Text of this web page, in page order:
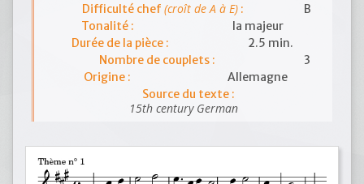
Difficulté chef(croît de A à E) :
B
Tonalité :
la majeur
Durée de la pièce :
2.5 min.
Nombre de couplets :
3
Origine :
Allemagne
Source du texte :
15th century German